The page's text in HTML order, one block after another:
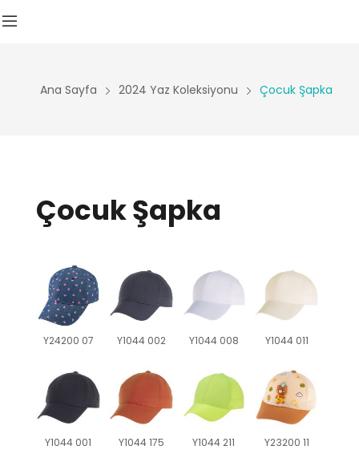
Ana Sayfa 2024 Yaz Koleksiyonu Çocuk Şapka
Çocuk Şapka
Y24200 07 Y1044 002 Y1044 008 Y1044 011
Y1044 001 Y1044 175 Y1044 211 Y23200 11